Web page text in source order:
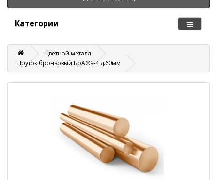
Категории
Цветной металл
Пруток бронзовый БрАЖ9-4 д.60мм